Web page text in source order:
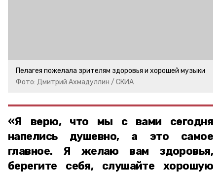
Пелагея пожелала зрителям здоровья и хорошей музыки
Фото: Дмитрий Ахмадуллин / СКИА
«Я верю, что мы с вами сегодня
напелись душевно, а это самое
главное. Я желаю вам здоровья,
берегите себя, слушайте хорошую